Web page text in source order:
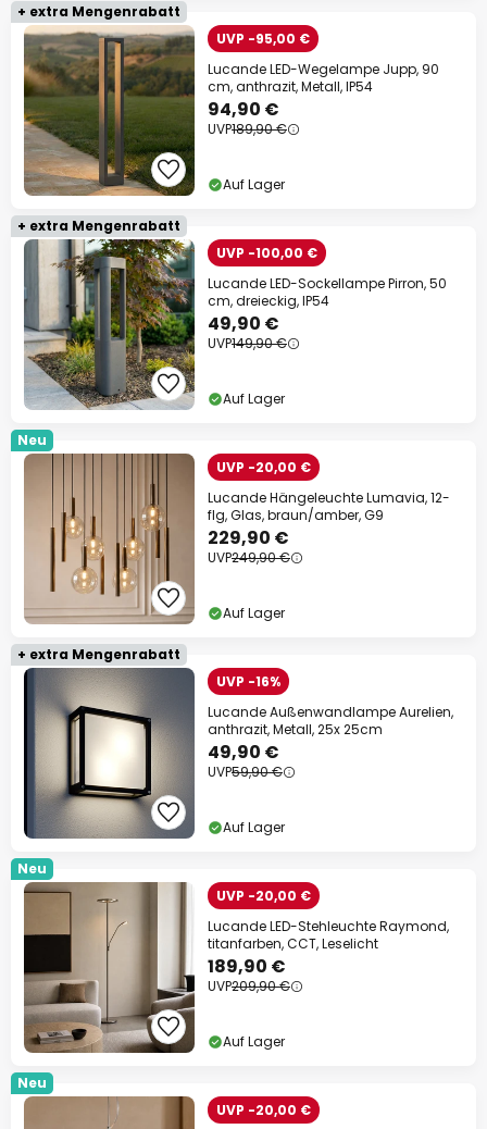
+ extra Mengenrabatt
UVP -95,00 €
Lucande LED-Wegelampe Jupp, 90
cm, anthrazit, Metall, IP54
94,90 €
UVP189,90 €
Auf Lager
+ extra Mengenrabatt
UVP -100,00 €
Lucande LED-Sockellampe Pirron, 50
cm, dreieckig, IP54
49,90 €
UVP149,90 €
Auf Lager
Neu
UVP -20,00 €
Lucande Hängeleuchte Lumavia, 12-
flg, Glas, braun/amber, G9
229,90 €
UVP249,90 €
Auf Lager
+ extra Mengenrabatt
UVP -16%
Lucande Außenwandlampe Aurelien,
anthrazit, Metall, 25x 25cm
49,90 €
UVP59,90 €
Auf Lager
Neu
UVP -20,00 €
Lucande LED-Stehleuchte Raymond,
titanfarben, CCT, Leselicht
189,90 €
UVP209,90 €
Auf Lager
Neu
UVP -20,00 €